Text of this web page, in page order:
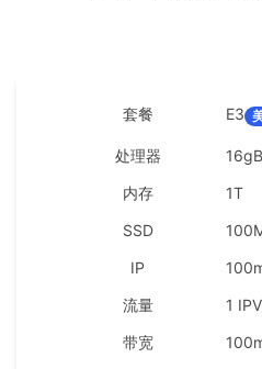
E3
16gB
1T
1